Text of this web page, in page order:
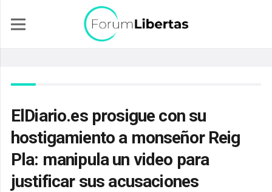
ElDiario.es prosigue con su
hostigamiento a monseñor Reig
Pla: manipula un video para
justificar sus acusaciones